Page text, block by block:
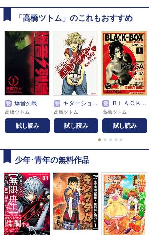
「高橋ツトム」のこれもおすすめ
巻 爆音列島
高橋ツトム
試し読み
巻 ギターショップ・ロージー
高橋ツトム
試し読み
巻 ＢＬＡＣＫ‐ＢＯＸ
高橋ツトム
試し読み
● ● ● ● ●
少年･青年の無料作品